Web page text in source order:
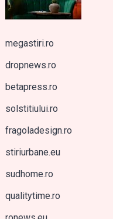
megastiri.ro
dropnews.ro
betapress.ro
solstitiului.ro
fragoladesign.ro
stiriurbane.eu
sudhome.ro
qualitytime.ro